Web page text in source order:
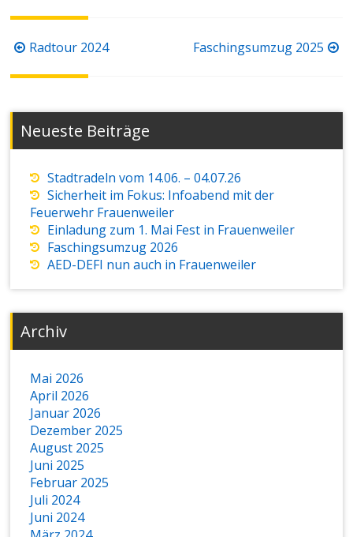
Beitragsnavigation
Radtour 2024 Faschingsumzug 2025
Neueste Beiträge
Stadtradeln vom 14.06. – 04.07.26
Sicherheit im Fokus: Infoabend mit der
Feuerwehr Frauenweiler
Einladung zum 1. Mai Fest in Frauenweiler
Faschingsumzug 2026
AED-DEFI nun auch in Frauenweiler
Archiv
Mai 2026
April 2026
Januar 2026
Dezember 2025
August 2025
Juni 2025
Februar 2025
Juli 2024
Juni 2024